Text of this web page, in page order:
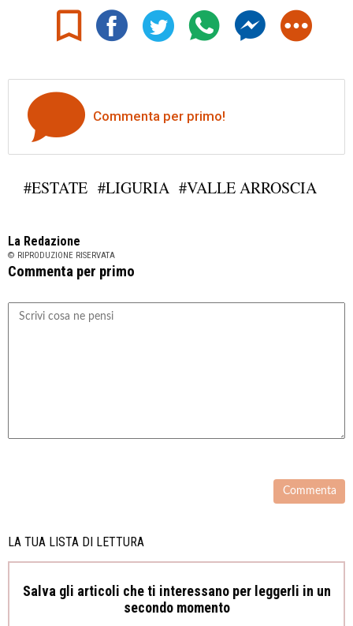
Commenta per primo!
#ESTATE #LIGURIA #VALLE ARROSCIA
La Redazione
© RIPRODUZIONE RISERVATA
Commenta per primo
LA TUA LISTA DI LETTURA
Salva gli articoli che ti interessano per leggerli in un
secondo momento